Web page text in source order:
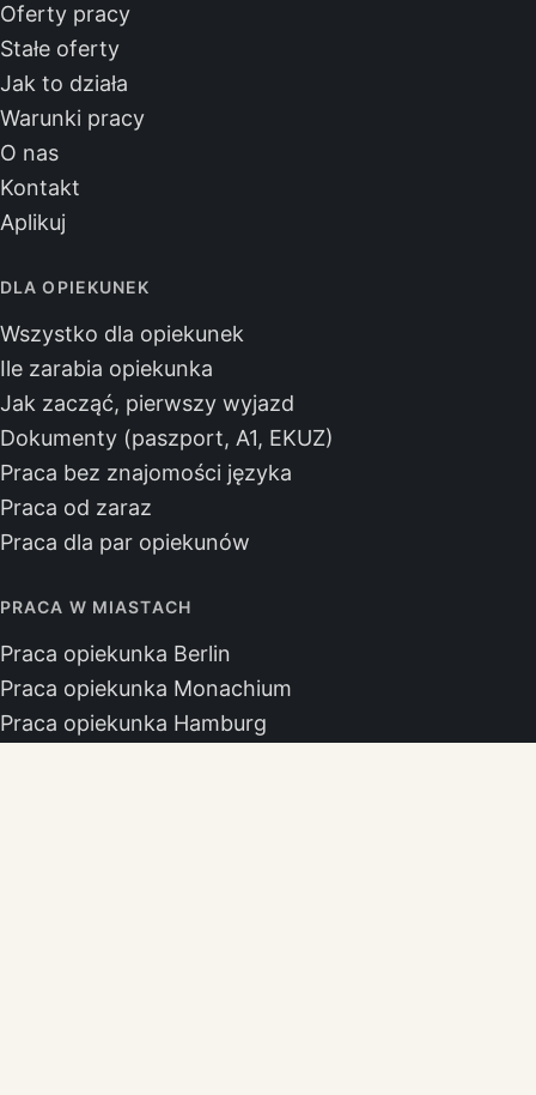
Oferty pracy
Stałe oferty
Jak to działa
Warunki pracy
O nas
Kontakt
Aplikuj
DLA OPIEKUNEK
Wszystko dla opiekunek
Ile zarabia opiekunka
Jak zacząć, pierwszy wyjazd
Dokumenty (paszport, A1, EKUZ)
Praca bez znajomości języka
Praca od zaraz
Praca dla par opiekunów
PRACA W MIASTACH
Praca opiekunka Berlin
Praca opiekunka Monachium
Praca opiekunka Hamburg